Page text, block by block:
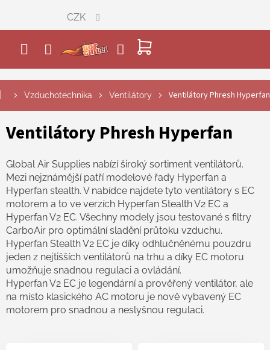
obsah
NÁKUPNÍ
KOŠÍK
CZK
Vzduchotechnika Ventilátory Ventilátory Phresh Hyperfan
Ventilátory Phresh Hyperfan
Global Air Supplies nabízí široký sortiment ventilátorů.
Mezi nejznámější patří modelové řady Hyperfan a
Hyperfan stealth. V nabídce najdete tyto ventilátory s EC
motorem a to ve verzích Hyperfan Stealth V2 EC a
Hyperfan V2 EC. Všechny modely jsou testované s filtry
CarboAir pro optimální sladění průtoku vzduchu.
Hyperfan Stealth V2 EC je díky odhlučněnému pouzdru
jeden z nejtišších ventilátorů na trhu a díky EC motoru
umožňuje snadnou regulaci a ovládání.
Hyperfan V2 EC je legendární a prověřený ventilátor, ale
na místo klasického AC motoru je nově vybavený EC
motorem pro snadnou a neslyšnou regulaci.